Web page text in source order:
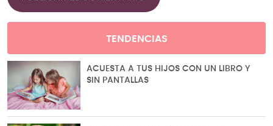
TENDENCIAS
ACUESTA A TUS HIJOS CON UN LIBRO Y
SIN PANTALLAS